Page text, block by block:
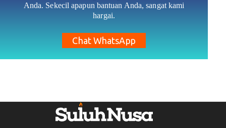
Anda. Sekecil apapun bantuan Anda, sangat kami
hargai.
Chat WhatsApp